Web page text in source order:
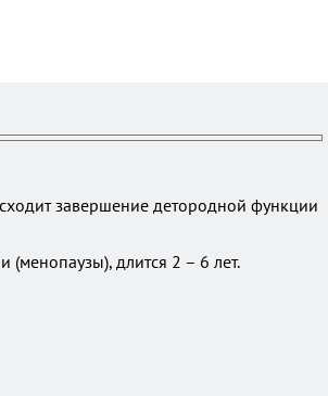
завершение детородной функции
длится 2 – 6 лет.